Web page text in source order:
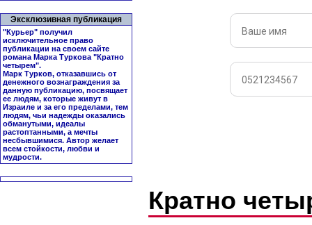
Эксклюзивная публикация
"Курьер" получил
исключительное право
публикации на своем сайте
романа Марка Туркова "Кратно
четырем".
Марк Турков, отказавшись от
денежного вознаграждения за
данную публикацию, посвящает
ее людям, которые живут в
Израиле и за его пределами, тем
людям, чьи надежды оказались
обманутыми, идеалы
растоптанными, а мечты
несбывшимися. Автор желает
всем стойкости, любви и
мудрости.
Кратно